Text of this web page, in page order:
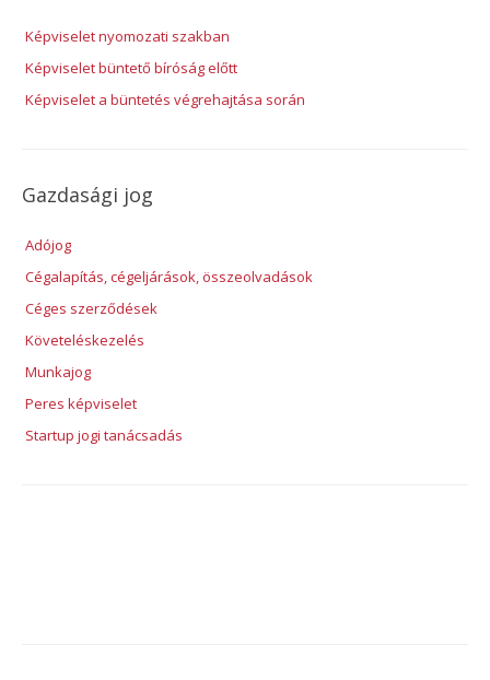
Képviselet nyomozati szakban
Képviselet büntető bíróság előtt
Képviselet a büntetés végrehajtása során
Gazdasági jog
Adójog
Cégalapítás, cégeljárások, összeolvadások
Céges szerződések
Követeléskezelés
Munkajog
Peres képviselet
Startup jogi tanácsadás